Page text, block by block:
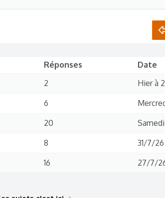
Réponses
Date
2
Hier à
6
20
Samedi
8
31/7/26
16 27/7/